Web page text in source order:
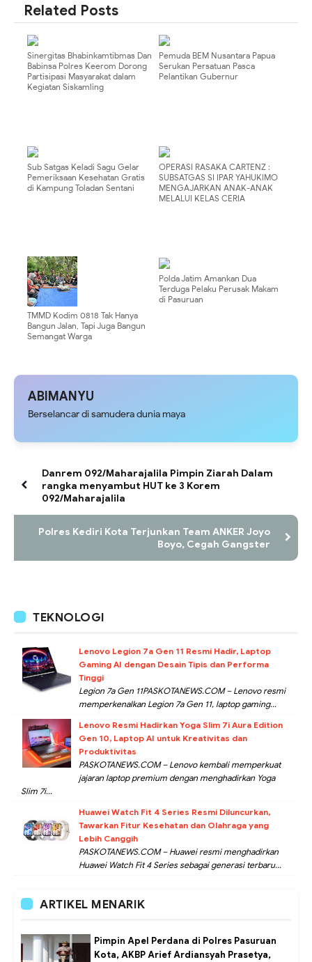
Related Posts
Sinergitas Bhabinkamtibmas Dan
Babinsa Polres Keerom Dorong
Partisipasi Masyarakat dalam
Kegiatan Siskamling
Pemuda BEM Nusantara Papua
Serukan Persatuan Pasca
Pelantikan Gubernur
Sub Satgas Keladi Sagu Gelar
Pemeriksaan Kesehatan Gratis
di Kampung Toladan Sentani
OPERASI RASAKA CARTENZ :
SUBSATGAS SI IPAR YAHUKIMO
MENGAJARKAN ANAK-ANAK
MELALUI KELAS CERIA
TMMD Kodim 0818 Tak Hanya
Bangun Jalan, Tapi Juga Bangun
Semangat Warga
Polda Jatim Amankan Dua
Terduga Pelaku Perusak Makam
di Pasuruan
ABIMANYU
Berselancar di samudera dunia maya
Danrem 092/Maharajalila Pimpin Ziarah Dalam
rangka menyambut HUT ke 3 Korem
092/Maharajalila
Polres Kediri Kota Terjunkan Team ANKER Joyo
Boyo, Cegah Gangster
TEKNOLOGI
Lenovo Legion 7a Gen 11 Resmi Hadir, Laptop
Gaming AI dengan Desain Tipis dan Performa
Tinggi
Legion 7a Gen 11PASKOTANEWS.COM – Lenovo resmi
memperkenalkan Legion 7a Gen 11, laptop gaming...
Lenovo Resmi Hadirkan Yoga Slim 7i Aura Edition
Gen 10, Laptop AI untuk Kreativitas dan
Produktivitas
PASKOTANEWS.COM – Lenovo kembali memperkuat
jajaran laptop premium dengan menghadirkan Yoga
Slim 7i...
Huawei Watch Fit 4 Series Resmi Diluncurkan,
Tawarkan Fitur Kesehatan dan Olahraga yang
Lebih Canggih
PASKOTANEWS.COM – Huawei resmi menghadirkan
Huawei Watch Fit 4 Series sebagai generasi terbaru...
ARTIKEL MENARIK
Pimpin Apel Perdana di Polres Pasuruan
Kota, AKBP Arief Ardiansyah Prasetya,